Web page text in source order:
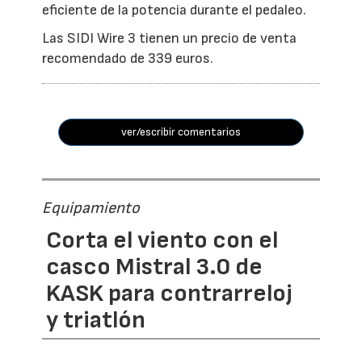
eficiente de la potencia durante el pedaleo.
Las SIDI Wire 3 tienen un precio de venta
recomendado de 339 euros.
ver/escribir comentarios
Equipamiento
Corta el viento con el
casco Mistral 3.0 de
KASK para contrarreloj
y triatlón